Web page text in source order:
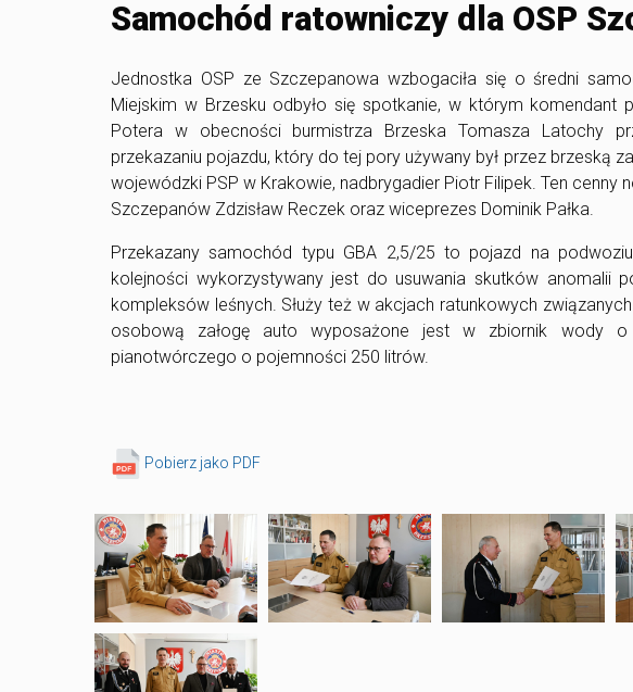
Samochód ratowniczy dla OSP
Jednostka OSP ze Szczepanowa wzbogaciła się o średni
Miejskim w Brzesku odbyło się spotkanie, w którym komendant
Potera w obecności burmistrza Brzeska Tomasza Latochy
przekazaniu pojazdu, który do tej pory używany był przez brzeską
wojewódzki PSP w Krakowie, nadbrygadier Piotr Filipek. Ten
Szczepanów Zdzisław Reczek oraz wiceprezes Dominik Pałka.
Przekazany samochód typu GBA 2,5/25 to pojazd na
kolejności wykorzystywany jest do usuwania skutków anomalii
kompleksów leśnych. Służy też w akcjach ratunkowych
osobową załogę auto wyposażone jest w zbiornik wody
pianotwórczego o pojemności 250 litrów.
Pobierz jako PDF